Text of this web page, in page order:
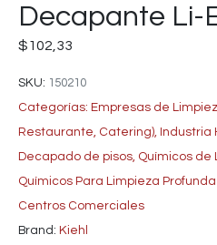
Decapante Li-
$102,33
SKU: 150210
Categorías: Empresas de
Restaurante, Catering), Industria
Decapado de pisos, Químicos de
Químicos Para Limpieza
Centros Comerciales
Brand: Kiehl